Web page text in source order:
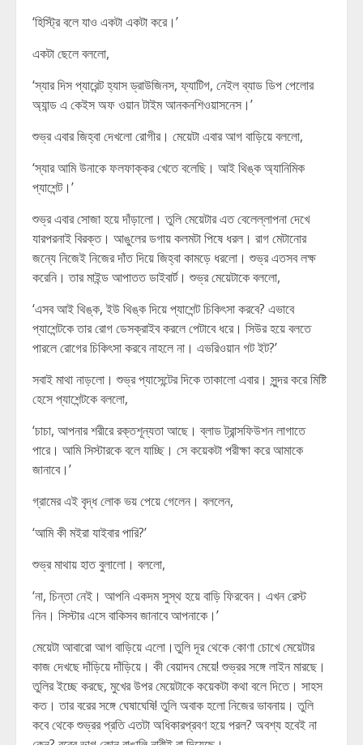
‘হিস্ট্রি বলে যাও একটা একটা করে।’
একটা ছেলে বললো,
‘স্যার দিস প্যারেন্ট হ্যাস ড্রাউজিনস, ফ্যাটিগ, নেইল ব্যাড ডিপ পেলোর
অ্যান্ড এ কেইস অফ ওয়ান টাইম আনকনশিওয়াসনেস।’
শুভ্র এবার জিহ্বা দেখলো রোগীর। মেয়েটা এবার আগ বাড়িয়ে বললো,
‘স্যার আমি উনাকে ফলফাক্কর খেতে বলেছি। আই থিঙ্ক অ্যানিমিক
প্যাশেন্ট।’
শুভ্র এবার সোজা হয়ে দাঁড়ালো। তুলি মেয়েটার এত বেলেল্লাপনা দেখে
যারপরনাই বিরক্ত। আঙুলের ডগায় কলমটা পিষে ধরল। রাগ মেটানোর
জন্যে নিজেই নিজের দাঁত দিয়ে জিহ্বা কামড়ে ধরলো। শুভ্র এতসব লক্ষ
করেনি। তার মাইন্ড আপাতত ডাইবার্ট। শুভ্র মেয়েটাকে বললো,
‘এসব আই থিঙ্ক, ইউ থিঙ্ক দিয়ে প্যাশেন্ট চিকিৎসা করবে? এভাবে
প্যাশেন্টকে তার রোগ ডেসক্রাইব করলে পেটাবে ধরে। সিউর হয়ে বলতে
পারলে রোগের চিকিৎসা করবে নাহলে না। এভরিওয়ান গট ইট?’
সবাই মাথা নাড়লো। শুভ্র প্যাসেন্টের দিকে তাকালো এবার। সুন্দর করে মিষ্টি
হেসে প্যাশেন্টকে বললো,
‘চাচা, আপনার শরীরে রক্তশূন্যতা আছে। ব্লাড ট্রান্সফিউশন লাগাতে
পারে। আমি সিস্টারকে বলে যাচ্ছি। সে কয়েকটা পরীক্ষা করে আমাকে
জানাবে।’
গ্রামের এই বৃদ্ধ লোক ভয় পেয়ে গেলেন। বললেন,
‘আমি কী মইরা যাইবার পারি?’
শুভ্র মাথায় হাত বুলালো। বললো,
‘না, চিন্তা নেই। আপনি একদম সুস্থ হয়ে বাড়ি ফিরবেন। এখন রেস্ট
নিন। সিস্টার এসে বাকিসব জানাবে আপনাকে।’
মেয়েটা আবারো আগ বাড়িয়ে এলো।তুলি দূর থেকে কোণা চোখে মেয়েটার
কাজ দেখছে দাঁড়িয়ে দাঁড়িয়ে। কী বেয়াদব মেয়ে! শুভ্রর সঙ্গে লাইন মারছে।
তুলির ইচ্ছে করছে, মুখের উপর মেয়েটাকে কয়েকটা কথা বলে দিতে। সাহস
কত। তার বরের সঙ্গে ঘেষাঘেষি! তুলি অবাক হলো নিজের ভাবনায়। তুলি
কবে থেকে শুভ্রর প্রতি এতটা অধিকারপ্রবণ হয়ে পরল? অবশ্য হবেই না